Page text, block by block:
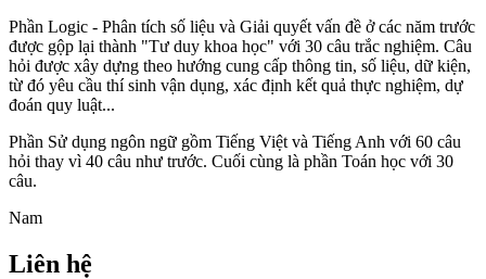
Phần Logic - Phân tích số liệu và Giải quyết vấn đề ở các năm trước
được gộp lại thành "Tư duy khoa học" với 30 câu trắc nghiệm. Câu
hỏi được xây dựng theo hướng cung cấp thông tin, số liệu, dữ kiện,
từ đó yêu cầu thí sinh vận dụng, xác định kết quả thực nghiệm, dự
đoán quy luật...
Phần Sử dụng ngôn ngữ gồm Tiếng Việt và Tiếng Anh với 60 câu
hỏi thay vì 40 câu như trước. Cuối cùng là phần Toán học với 30
câu.
Nam
Liên hệ